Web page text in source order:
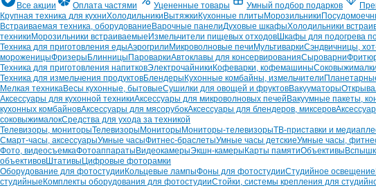
Все акции
Оплата частями Уцененные товары Умный подбор подарков
Крупная техника для кухниХолодильники Вытяжки Кухонные плиты Морозильники
Встраиваемая техника, оборудование Варочные панелиДуховые шкафыХолодильники
техники Морозильники встраиваемые Измельчители пищевых отходовШкафы для подогрева
Техника для приготовления едыАэрогрили Микроволновые печи МультиваркиСэндвичницы,
мороженицыФризеры Блинницы ПароваркиАвтоклавы для консервированияСыроварни
Техника для приготовления напитковЭлектрочайники Кофеварки, кофемашиныСоковыжималки
Техника для измельчения продуктовБлендеры Кухонные комбайны, измельчители
Мелкая техникаВесы кухонные, бытовыеСушилки для овощей и фруктовВакууматоры
Аксессуары для кухонной техникиАксессуары для микроволновых печей Вакуумные пакеты,
кухонных комбайновАксессуары для мясорубокАксессуары для блендеров, миксеров
соковыжималокСредства для ухода за техникой
Телевизоры, мониторыТелевизоры Мониторы Мониторы-телевизорыТВ-приставки и
Смарт-часы, аксессуарыУмные часыФитнес-браслетыУмные часы детскиеУмные часы,
Фото, видеосъемкаФотоаппараты ВидеокамерыЭкшн-камеры Карты памятиОбъективы
объективовШтативы Цифровые фоторамки
Оборудование для фотостудии Кольцевые лампыФоны для фотостудииСтудийное освещение
студийные Комплекты оборудования для фотостудииСтойки, системы крепления для